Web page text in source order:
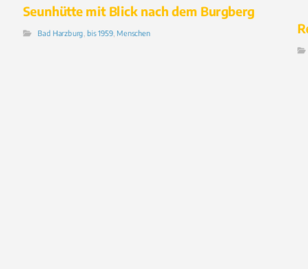
Seunhütte mit Blick nach dem Burgberg
Bad Harzburg ,bis 1959,Menschen